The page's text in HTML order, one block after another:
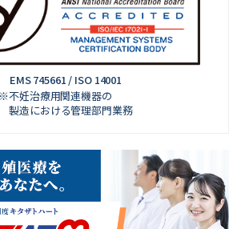
EMS 745661 / ISO 14001
※不妊治療用関連機器の
製造における管理部門業務